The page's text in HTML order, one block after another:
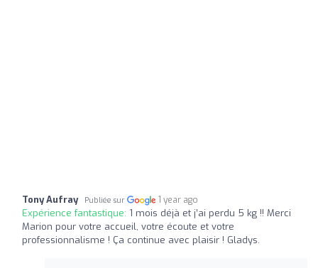
Tony Aufray Publiée sur 1 year ago
Expérience fantastique: 1 mois déjà et j’ai perdu 5 kg !! Merci
Marion pour votre accueil, votre écoute et votre
professionnalisme ! Ça continue avec plaisir ! Gladys.